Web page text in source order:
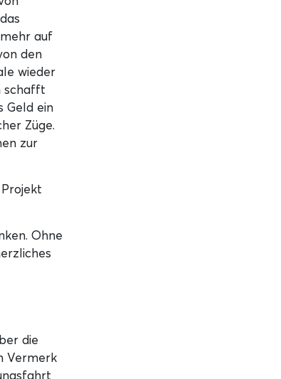
auf
den
wieder
schafft
Geld ein
Züge.
zur
Ohne
die
Vermerk